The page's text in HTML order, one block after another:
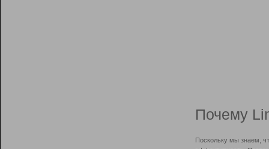
Почему
Поскольку мы знаем,